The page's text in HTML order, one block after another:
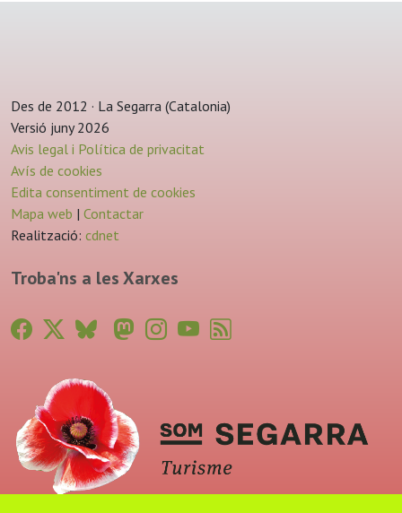
Des de 2012 · La Segarra (Catalonia)
Versió juny 2026
Avis legal i Política de privacitat
Avís de cookies
Edita consentiment de cookies
Mapa web | Contactar
Realització: cdnet
Troba'ns a les Xarxes